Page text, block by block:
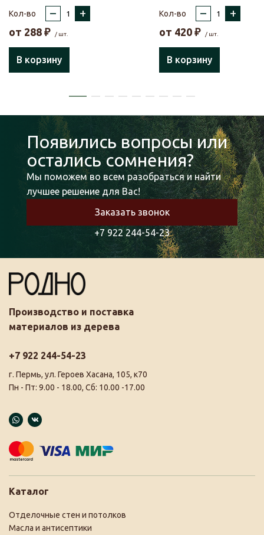
Кол-во – +
от 288 ₽ / шт.
В корзину
Кол-во – +
от 420 ₽ / шт.
В корзину
Появились вопросы или
остались сомнения?
Мы поможем во всем разобраться и найти
лучшее решение для Вас!
Заказать звонок
+7 922 244-54-23
Производство и поставка
материалов из дерева
+7 922 244-54-23
г. Пермь, ул. Героев Хасана, 105, к70
Пн - Пт: 9.00 - 18.00, Сб: 10.00 -17.00
Каталог
Отделочные стен и потолков
Масла и антисептики